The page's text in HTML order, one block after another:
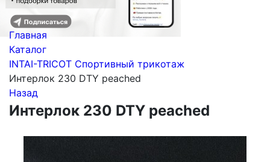
Главная
Каталог
INTAI-TRICOT Спортивный трикотаж
Интерлок 230 DTY peached
Назад
Интерлок 230 DTY peached